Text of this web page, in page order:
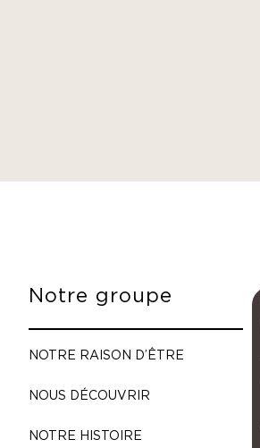
Notre groupe
NOTRE RAISON D’ÊTRE
NOUS DÉCOUVRIR
NOTRE HISTOIRE